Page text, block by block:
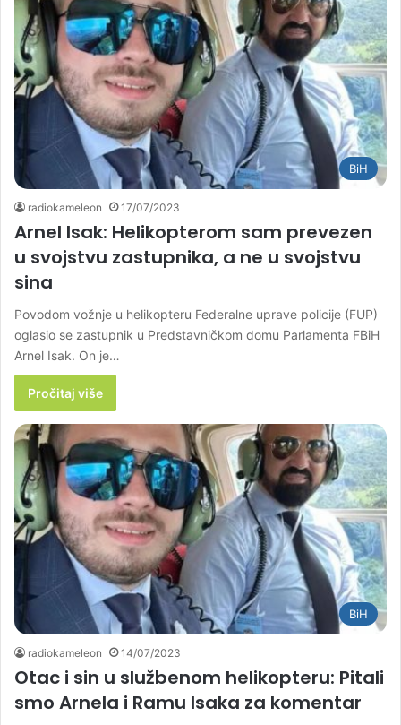
BiH
radiokameleon 17/07/2023
Arnel Isak: Helikopterom sam prevezen
u svojstvu zastupnika, a ne u svojstvu
sina
Povodom vožnje u helikopteru Federalne uprave policije (FUP)
oglasio se zastupnik u Predstavničkom domu Parlamenta FBiH
Arnel Isak. On je…
Pročitaj više
BiH
radiokameleon 14/07/2023
Otac i sin u službenom helikopteru: Pitali
smo Arnela i Ramu Isaka za komentar